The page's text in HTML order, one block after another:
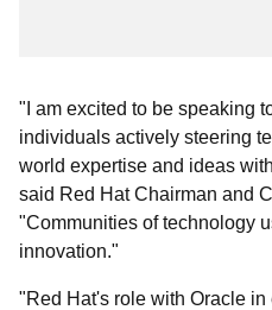
"I am excited to be speaking
individuals actively steering
world expertise and ideas
said Red Hat Chairman and
"Communities of technology
innovation."
"Red Hat's role with Oracle